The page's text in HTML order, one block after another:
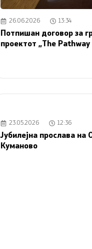
26.06.2026 13:34
Потпишан договор за
проектот „The